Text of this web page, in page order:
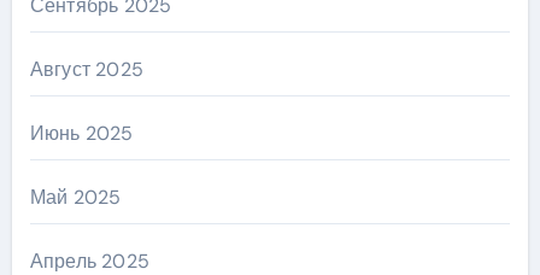
Август 2025
Июнь 2025
Май 2025
Апрель 2025